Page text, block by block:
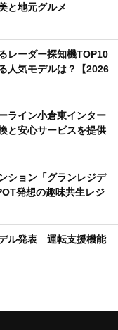
と地元グルメ
レーダー探知機TOP10
人気モデルは？【2026
ライン小倉東インター
と安心サービスを提供
ション「グランレジデ
発想の趣味共生レジ
ル発表 運転支援機能